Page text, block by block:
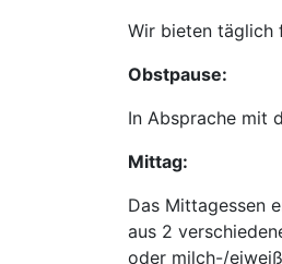
Wir bieten täglich
Obstpause:
In Absprache mit
Mittag:
Das Mittagessen
aus 2
oder milch-/